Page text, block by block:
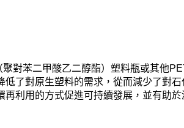
對苯二甲酸乙二醇酯）塑料瓶或其他
了對原生塑料的需求，從而減少了對
利用的方式促進可持續發展，並有助於